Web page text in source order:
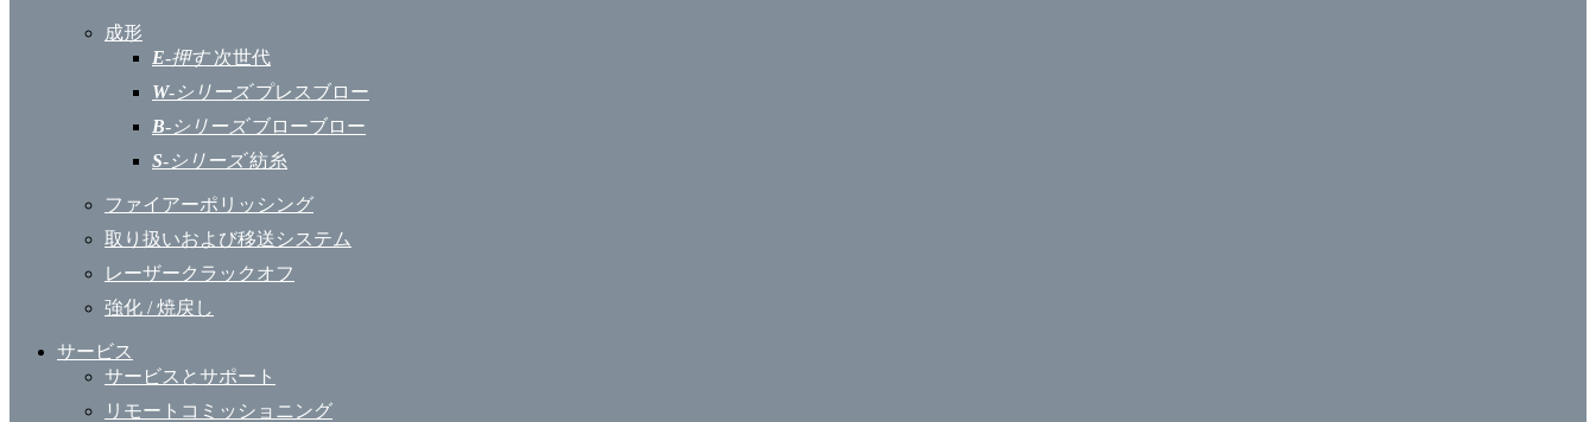
成形
E-押す次世代
W-シリーズプレスブロー
B-シリーズブローブロー
S-シリーズ紡糸
ファイアーポリッシング
取り扱いおよび移送システム
レーザークラックオフ
強化 / 焼戻し
サービス
サービスとサポート
リモートコミッショニング